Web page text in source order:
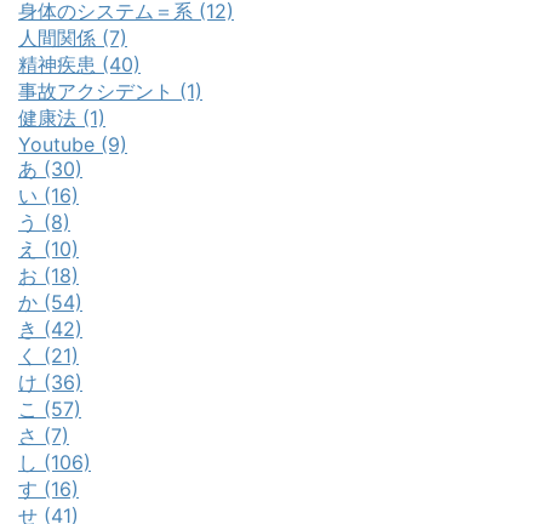
身体のシステム＝系 (12)
人間関係 (7)
精神疾患 (40)
事故アクシデント (1)
健康法 (1)
Youtube (9)
あ (30)
い (16)
う (8)
え (10)
お (18)
か (54)
き (42)
く (21)
け (36)
こ (57)
さ (7)
し (106)
す (16)
せ (41)